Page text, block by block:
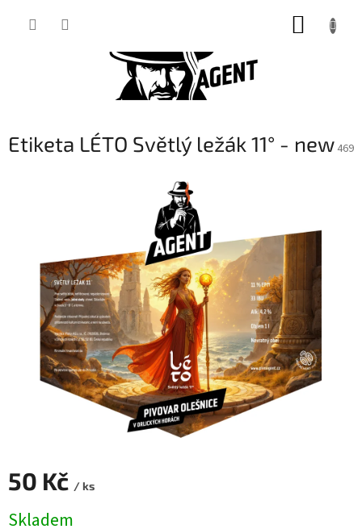
Etiketa LÉTO Světlý ležák 11° - new 469
50 Kč / ks
cena:
Skladem